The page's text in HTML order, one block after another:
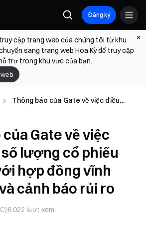
Đăng ký
cập trang web của chúng tôi từ khu
sang trang web Hoa Kỳ để truy cập
trợ trong khu vực của bạn.
Thông báo của Gate về việc điều
rủi ro Gate về việc
lượng cổ phiếu
hợp đồng vĩnh
cảnh báo rủi ro
6.022 lượt xem